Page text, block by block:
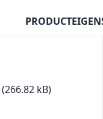
(266.82 kB)